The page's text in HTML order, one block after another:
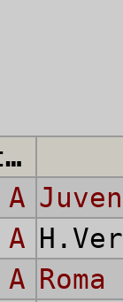
Competizione
Roma